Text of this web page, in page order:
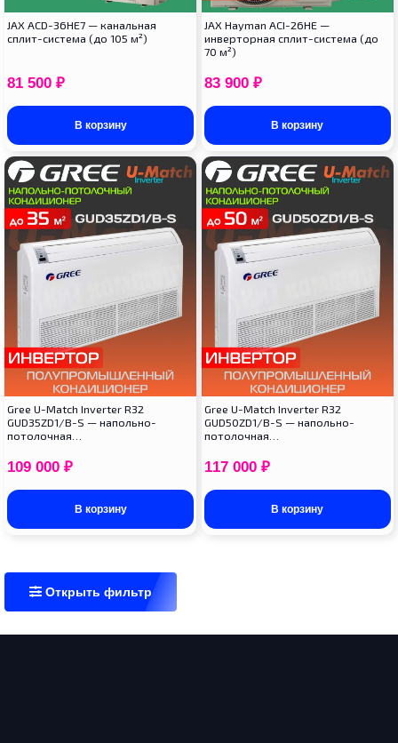
JAX ACD-36HE7 — канальная
сплит-система (до 105 м²)
81 500 ₽
В корзину
JAX Hayman ACI-26HE —
инверторная сплит-система (до
70 м²)
83 900 ₽
В корзину
Gree U-Match Inverter R32
GUD35ZD1/B-S — напольно-
потолочная…
109 000 ₽
В корзину
Gree U-Match Inverter R32
GUD50ZD1/B-S — напольно-
потолочная…
117 000 ₽
В корзину
Открыть фильтр